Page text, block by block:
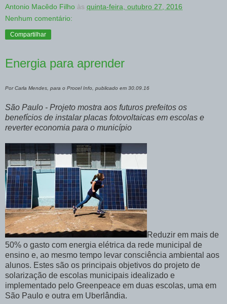
Antonio Macêdo Filho às quinta-feira, outubro 27, 2016
Nenhum comentário:
Compartilhar
Energia para aprender
Por Carla Mendes, para o Procel Info, publicado em 30.09.16
São Paulo - Projeto mostra aos futuros prefeitos os
benefícios de instalar placas fotovoltaicas em escolas e
reverter economia para o município
Reduzir em mais de
50% o gasto com energia elétrica da rede municipal de
ensino e, ao mesmo tempo levar consciência ambiental aos
alunos. Estes são os principais objetivos do projeto de
solarização de escolas municipais idealizado e
implementado pelo Greenpeace em duas escolas, uma em
São Paulo e outra em Uberlândia.